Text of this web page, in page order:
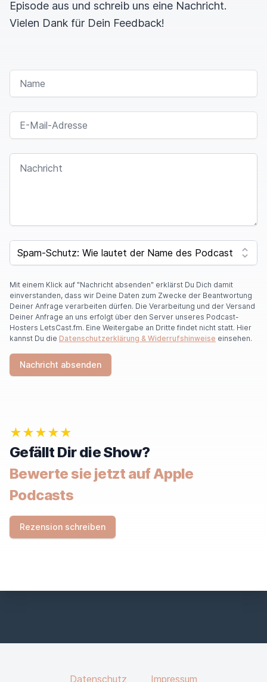
Episode aus und schreib uns eine Nachricht.
Vielen Dank für Dein Feedback!
NAME
E-MAIL-ADRESSE
NACHRICHT
SPAM CAPTCHA
Mit einem Klick auf "Nachricht absenden" erklärst Du Dich damit
einverstanden, dass wir Deine Daten zum Zwecke der Beantwortung
Deiner Anfrage verarbeiten dürfen. Die Verarbeitung und der Versand
Deiner Anfrage an uns erfolgt über den Server unseres Podcast-
Hosters LetsCast.fm. Eine Weitergabe an Dritte findet nicht statt. Hier
kannst Du die Datenschutzerklärung & Widerrufshinweise einsehen.
Nachricht absenden
★★★★★
Gefällt Dir die Show?
Bewerte sie jetzt auf Apple
Podcasts
Rezension schreiben
Datenschutz Impressum